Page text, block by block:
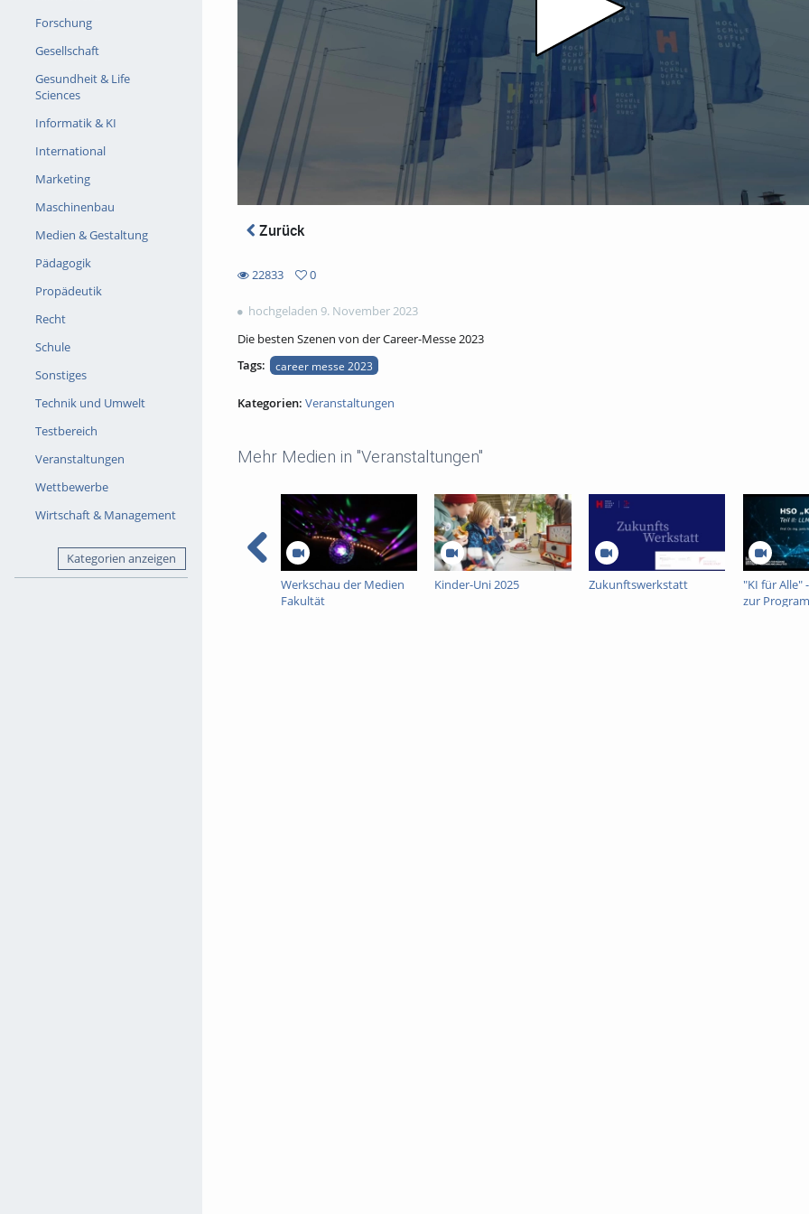
Forschung
Gesellschaft
Gesundheit & Life
Sciences
Informatik & KI
International
Marketing
Maschinenbau
Medien & Gestaltung
Pädagogik
Propädeutik
Recht
Schule
Sonstiges
Technik und Umwelt
Testbereich
Veranstaltungen
Wettbewerbe
Wirtschaft & Management
Kategorien anzeigen
Zurück
22833
views
0
favorites
hochgeladen 9. November 2023
Die besten Szenen von der Career-Messe 2023
Tags:
career messe 2023
Kategorien: Veranstaltungen
Mehr Medien in "Veranstaltungen"
Werkschau der Medien
Fakultät
Kinder-Uni 2025 Zukunftswerkstatt
"KI für Alle"
zur